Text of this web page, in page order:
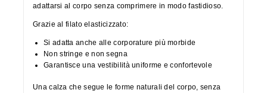
adattarsi al corpo senza comprimere in modo fastidioso.
Grazie al filato elasticizzato:
Si adatta anche alle corporature più morbide
Non stringe e non segna
Garantisce una vestibilità uniforme e confortevole
Una calza che segue le forme naturali del corpo, senza